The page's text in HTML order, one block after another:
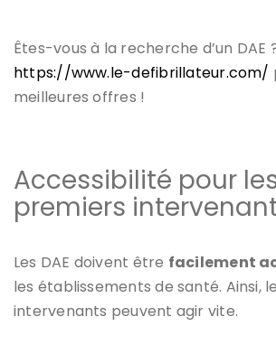
Êtes-vous à la recherche d’un DAE
https://www.le-defibrillateur.com/
meilleures offres !
Accessibilité pour
premiers
Les DAE doivent être facilement
les établissements de santé. Ainsi,
intervenants peuvent agir vite.